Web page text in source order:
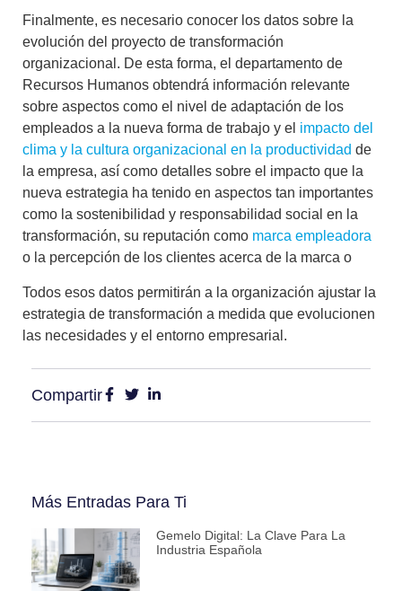
Finalmente, es necesario conocer los datos sobre la
evolución del proyecto de transformación
organizacional. De esta forma, el departamento de
Recursos Humanos obtendrá información relevante
sobre aspectos como el nivel de adaptación de los
empleados a la nueva forma de trabajo y el impacto del
clima y la cultura organizacional en la productividad de
la empresa, así como detalles sobre el impacto que la
nueva estrategia ha tenido en aspectos tan importantes
como la sostenibilidad y responsabilidad social en la
transformación, su reputación como marca empleadora
o la percepción de los clientes acerca de la marca o
Todos esos datos permitirán a la organización ajustar la
estrategia de transformación a medida que evolucionen
las necesidades y el entorno empresarial.
Compartir
Más Entradas Para Ti
Gemelo Digital: La Clave Para La
Industria Española